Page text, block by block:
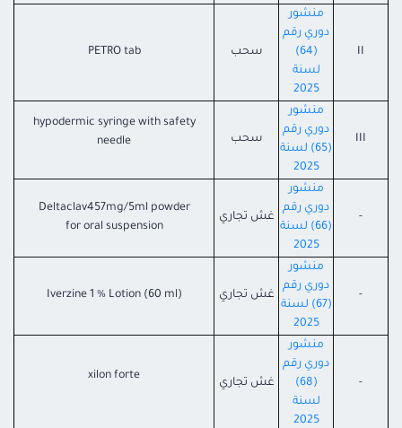
II
منشور
دوري رقم
(64)
لسنة
2025
سحب PETROtab
III
منشور
دوري رقم
(65) لسنة
2025
سحب
hypodermic syringe with safety
needle
-
منشور
دوري رقم
(66) لسنة
2025
غش تجاري
Deltaclav457mg/5ml powder
for oral suspension
-
منشور
دوري رقم
(67) لسنة
2025
غش تجاري Iverzine 1 % Lotion (60 ml)
-
منشور
دوري رقم
(68)
لسنة
2025
غش تجاري
xilon forte